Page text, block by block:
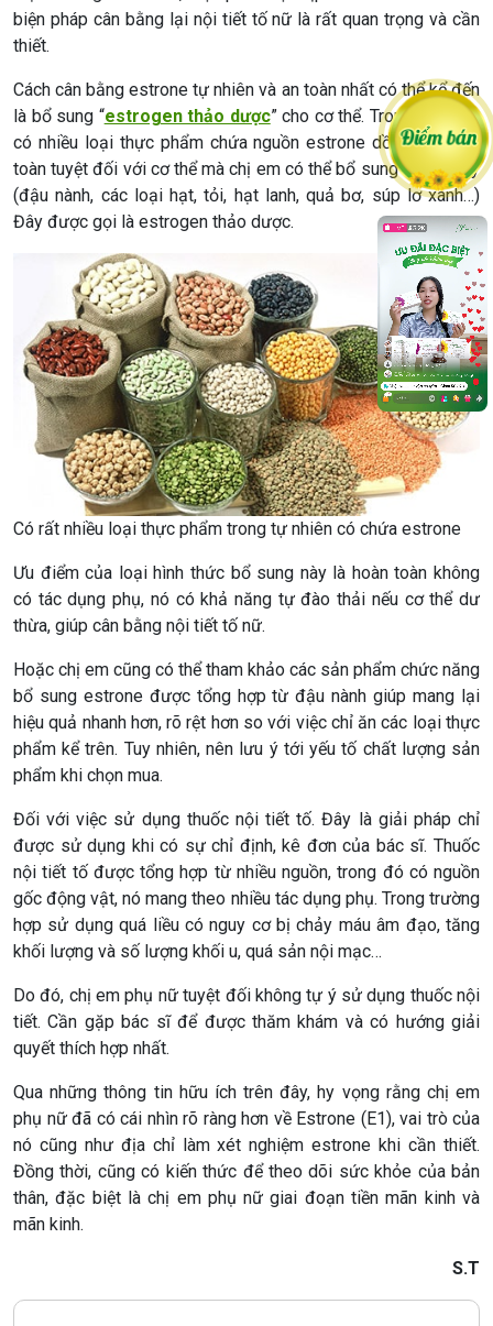
biện pháp cân bằng lại nội tiết tố nữ là rất quan trọng và cần
thiết.
Cách cân bằng estrone tự nhiên và an toàn nhất có thể kể đến
là bổ sung “estrogen thảo dược” cho cơ thể. Trong tự nhiên
có nhiều loại thực phẩm chứa nguồn estrone dồi dào và an
toàn tuyệt đối với cơ thể mà chị em có thể bổ sung hàng ngày
(đậu nành, các loại hạt, tỏi, hạt lanh, quả bơ, súp lơ xanh…)
Đây được gọi là estrogen thảo dược.
Có rất nhiều loại thực phẩm trong tự nhiên có chứa estrone
Ưu điểm của loại hình thức bổ sung này là hoàn toàn không
có tác dụng phụ, nó có khả năng tự đào thải nếu cơ thể dư
thừa, giúp cân bằng nội tiết tố nữ.
Hoặc chị em cũng có thể tham khảo các sản phẩm chức năng
bổ sung estrone được tổng hợp từ đậu nành giúp mang lại
hiệu quả nhanh hơn, rõ rệt hơn so với việc chỉ ăn các loại thực
phẩm kể trên. Tuy nhiên, nên lưu ý tới yếu tố chất lượng sản
phẩm khi chọn mua.
Đối với việc sử dụng thuốc nội tiết tố. Đây là giải pháp chỉ
được sử dụng khi có sự chỉ định, kê đơn của bác sĩ. Thuốc
nội tiết tố được tổng hợp từ nhiều nguồn, trong đó có nguồn
gốc động vật, nó mang theo nhiều tác dụng phụ. Trong trường
hợp sử dụng quá liều có nguy cơ bị chảy máu âm đạo, tăng
khối lượng và số lượng khối u, quá sản nội mạc…
Do đó, chị em phụ nữ tuyệt đối không tự ý sử dụng thuốc nội
tiết. Cần gặp bác sĩ để được thăm khám và có hướng giải
quyết thích hợp nhất.
Qua những thông tin hữu ích trên đây, hy vọng rằng chị em
phụ nữ đã có cái nhìn rõ ràng hơn về Estrone (E1), vai trò của
nó cũng như địa chỉ làm xét nghiệm estrone khi cần thiết.
Đồng thời, cũng có kiến thức để theo dõi sức khỏe của bản
thân, đặc biệt là chị em phụ nữ giai đoạn tiền mãn kinh và
mãn kinh.
S.T